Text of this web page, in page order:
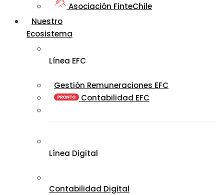
Asociación FinteChile
Nuestro
Ecosistema
Línea EFC
Gestión Remuneraciones EFC
Contabilidad EFC
Línea Digital
Contabilidad Digital